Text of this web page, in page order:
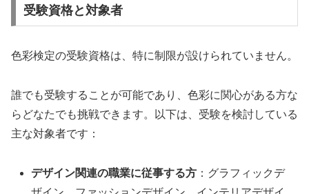
受験資格と対象者
色彩検定の受験資格は、特に制限が設けられていません。
誰でも受験することが可能であり、色彩に関心がある方な
らどなたでも挑戦できます。以下は、受験を検討している
主な対象者です：
デザイン関連の職業に従事する方 ：グラフィックデ